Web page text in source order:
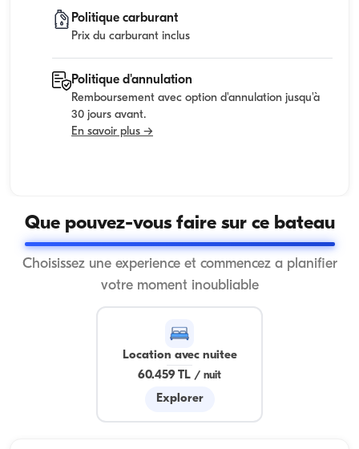
Politique carburant
Prix du carburant inclus
Politique d'annulation
Remboursement avec option d'annulation jusqu'à
30 jours avant.
En savoir plus →
Que pouvez-vous faire sur ce bateau
Choisissez une experience et commencez a planifier
votre moment inoubliable
Location avec nuitee
60.459 TL / nuit
Explorer